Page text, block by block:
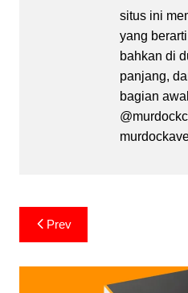
situs ini
yang
bahkan di
panjang,
bagian
Post
navigation
Prev